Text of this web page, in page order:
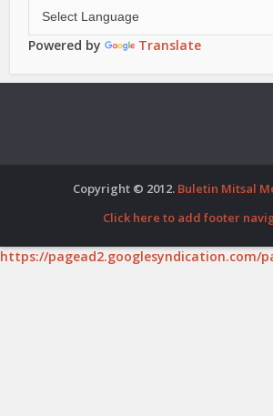
Powered by Translate
Copyright © 2012. Buletin Mitsal
Click here to add footer
https://pagead2.googlesyndication.com/